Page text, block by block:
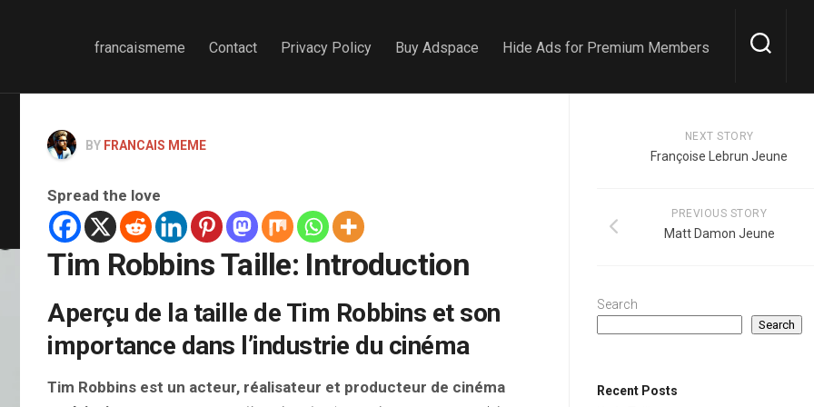
francaismeme Contact Privacy Policy Buy Adspace Hide Ads for Premium Members
BY FRANCAIS MEME
Spread the love
Tim Robbins Taille: Introduction
Aperçu de la taille de Tim Robbins et son
importance dans l’industrie du cinéma
Tim Robbins est un acteur, réalisateur et producteur de cinéma
NEXT STORY
Françoise Lebrun Jeune
PREVIOUS STORY
Matt Damon Jeune
Search
Search
Recent Posts